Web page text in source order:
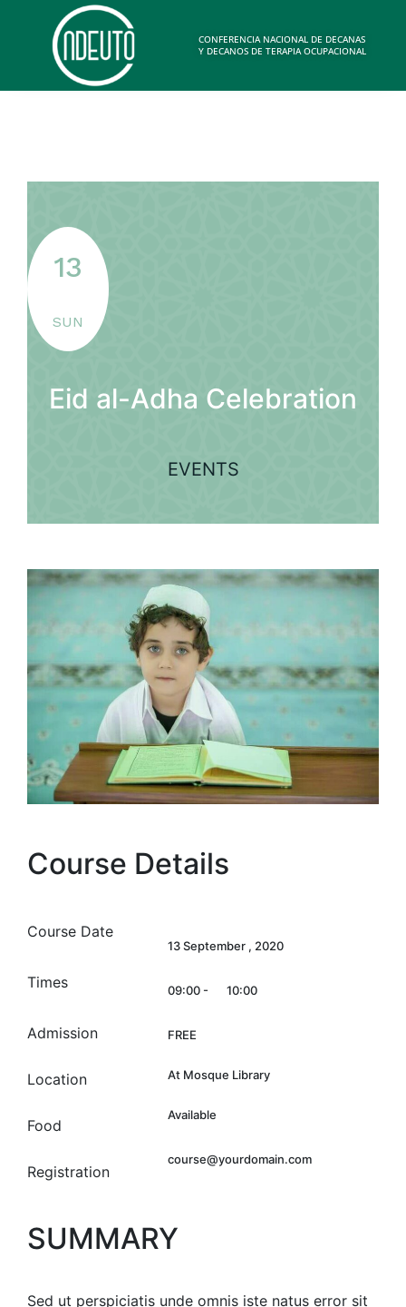
CONFERENCIA NACIONAL DE DECANAS
Y DECANOS DE TERAPIA OCUPACIONAL
13
SUN
Eid al-Adha Celebration
EVENTS
Course Details
Course Date
Times
Admission
Location
Food
Registration
13 September , 2020
09:00 - 10:00
FREE
At Mosque Library
Available
course@yourdomain.com
SUMMARY
Sed ut perspiciatis unde omnis iste natus error sit